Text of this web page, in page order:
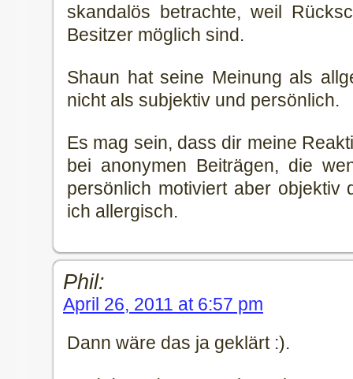
skandalös betrachte, weil
Besitzer möglich sind.
Shaun hat seine Meinung als
nicht als subjektiv und persönlich.
Es mag sein, dass dir meine
bei anonymen Beiträgen, die
persönlich motiviert aber objektiv
ich allergisch.
Phil:
April 26, 2011 at 6:57 pm
Dann wäre das ja geklärt :).